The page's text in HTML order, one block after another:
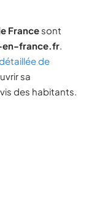
France sont
en-france.fr.
de
sa
des habitants.